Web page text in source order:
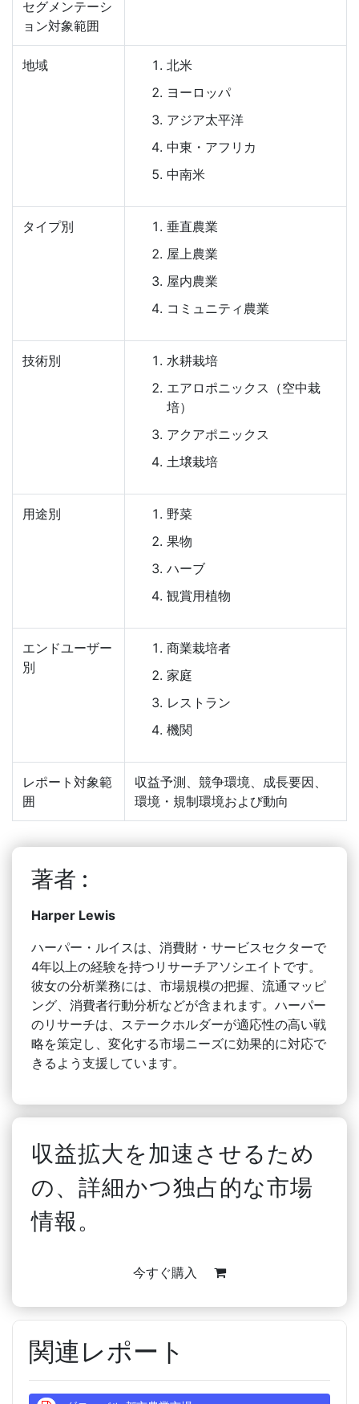
セグメンテーシ
ョン対象範囲
地域
北米
ヨーロッパ
アジア太平洋
中東・アフリカ
中南米
タイプ別
垂直農業
屋上農業
屋内農業
コミュニティ農業
技術別
水耕栽培
エアロポニックス（空中栽
培）
アクアポニックス
土壌栽培
用途別
野菜
果物
ハーブ
観賞用植物
エンドユーザー
別
商業栽培者
家庭
レストラン
機関
レポート対象範
囲
収益予測、競争環境、成長要因、
環境・規制環境および動向
著者 :
Harper Lewis
ハーパー・ルイスは、消費財・サービスセクターで
4年以上の経験を持つリサーチアソシエイトです。
彼女の分析業務には、市場規模の把握、流通マッピ
ング、消費者行動分析などが含まれます。ハーパー
のリサーチは、ステークホルダーが適応性の高い戦
略を策定し、変化する市場ニーズに効果的に対応で
きるよう支援しています。
収益拡大を加速させるため
の、詳細かつ独占的な市場
情報。
今すぐ購入
関連レポート